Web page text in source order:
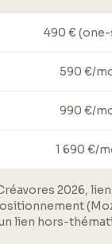
490 €
590 €/
990 €/
1 690 €/
2026,
lien hors-